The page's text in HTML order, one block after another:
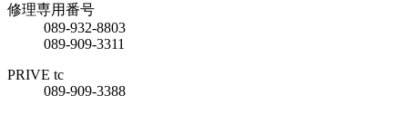
修理専用番号
089-932-8803
089-909-3311
PRIVE tc
089-909-3388